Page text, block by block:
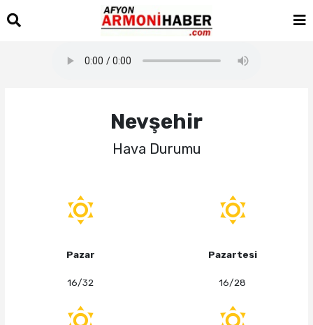
Nevşehir
Hava Durumu
Pazar
16/32
Pazartesi
16/28